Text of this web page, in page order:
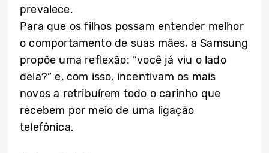
prevalece.
Para que os filhos possam entender melhor
o comportamento de suas mães, a Samsung
propõe uma reflexão: “você já viu o lado
dela?” e, com isso, incentivam os mais
novos a retribuírem todo o carinho que
recebem por meio de uma ligação
telefônica.